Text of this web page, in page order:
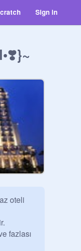
Sign in
oteli
fazlası